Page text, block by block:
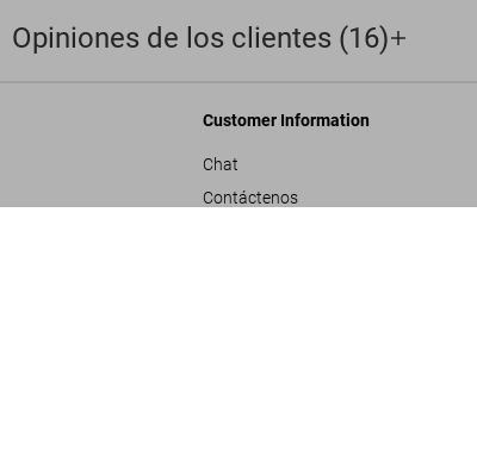
Opiniones de los clientes (16)
Customer Information
Chat
Contáctenos